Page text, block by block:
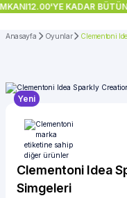
12.00'YE KADAR BÜTÜN
Anasayfa Oyunlar Clementoni
Yeni
Clementoni Idea
Simgeleri